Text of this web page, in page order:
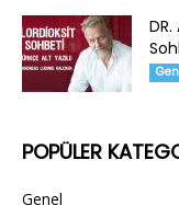
POPÜLER
Genel